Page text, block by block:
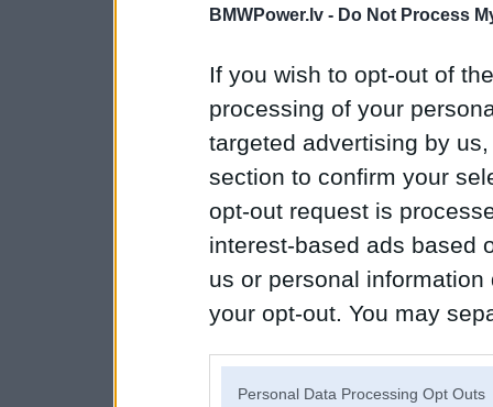
BMWPower.lv - Do Not Process
If you wish to opt-out of
processing of your
targeted advertising by
section to confirm your
opt-out request is
interest-based ads based
us or personal
your opt-out. You may
Personal Data Processing Opt Outs